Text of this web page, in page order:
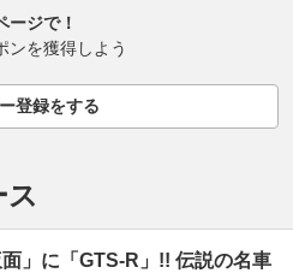
ージで！
ンを獲得しよう
登録をする
面」に「GTS-R」!! 伝説の名車